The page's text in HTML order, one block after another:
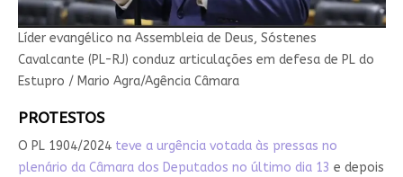
Líder evangélico na Assembleia de Deus, Sóstenes
Cavalcante (PL-RJ) conduz articulações em defesa de PL do
Estupro / Mario Agra/Agência Câmara
PROTESTOS
O PL 1904/2024 teve a urgência votada às pressas no
plenário da Câmara dos Deputados no último dia 13 e depois